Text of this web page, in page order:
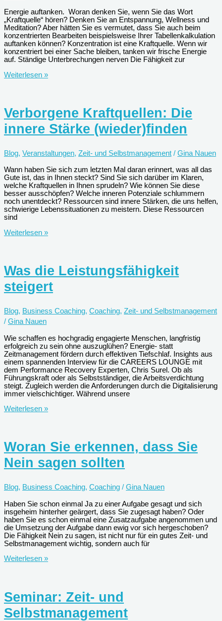
Energie auftanken. Woran denken Sie, wenn Sie das Wort
„Kraftquelle“ hören? Denken Sie an Entspannung, Wellness und
Meditation? Aber hätten Sie es vermutet, dass Sie auch beim
konzentrierten Bearbeiten beispielsweise Ihrer Tabellenkalkulation
auftanken können? Konzentration ist eine Kraftquelle. Wenn wir
konzentriert bei einer Sache bleiben, tanken wir frische Energie
auf. Ständige Unterbrechungen nerven Die Fähigkeit zur
Kraftquelle
Weiterlesen »
Verborgene Kraftquellen: Die
innere Stärke (wieder)finden
Blog, Veranstaltungen, Zeit- und Selbstmanagement / Gina Nauen
Wann haben Sie sich zum letzten Mal daran erinnert, was all das
Gute ist, das in Ihnen steckt? Sind Sie sich darüber im Klaren,
welche Kraftquellen in Ihnen sprudeln? Wie können Sie diese
besser ausschöpfen? Welche inneren Potenziale schlummern
noch unentdeckt? Ressourcen sind innere Stärken, die uns helfen,
schwierige Lebenssituationen zu meistern. Diese Ressourcen
sind
Verborgene
(wieder)finden
Weiterlesen »
Was die Leistungsfähigkeit
steigert
Blog, Business Coaching, Coaching, Zeit- und Selbstmanagement
/ Gina Nauen
Wie schaffen es hochgradig engagierte Menschen, langfristig
erfolgreich zu sein ohne auszuglühen? Energie- statt
Zeitmanagement fördern durch effektiven Tiefschlaf. Insights aus
einem spannenden Interview für die CAREERS LOUNGE mit
dem Performance Recovery Experten, Chris Surel. Ob als
Führungskraft oder als Selbstständiger, die Arbeitsverdichtung
steigt. Zugleich werden die Anforderungen durch die Digitalisierung
immer vielschichtiger. Während unsere
Was
Weiterlesen »
Woran Sie erkennen, dass Sie
Nein sagen sollten
Blog, Business Coaching, Coaching / Gina Nauen
Haben Sie schon einmal Ja zu einer Aufgabe gesagt und sich
insgeheim hinterher geärgert, dass Sie zugesagt haben? Oder
haben Sie es schon einmal eine Zusatzaufgabe angenommen und
die Umsetzung der Aufgabe dann ewig vor sich hergeschoben?
Die Fähigkeit Nein zu sagen, ist nicht nur für ein gutes Zeit- und
Selbstmanagement wichtig, sondern auch für
Woran
Nein
sagen
sollten
Weiterlesen »
Seminar: Zeit- und
Selbstmanagement